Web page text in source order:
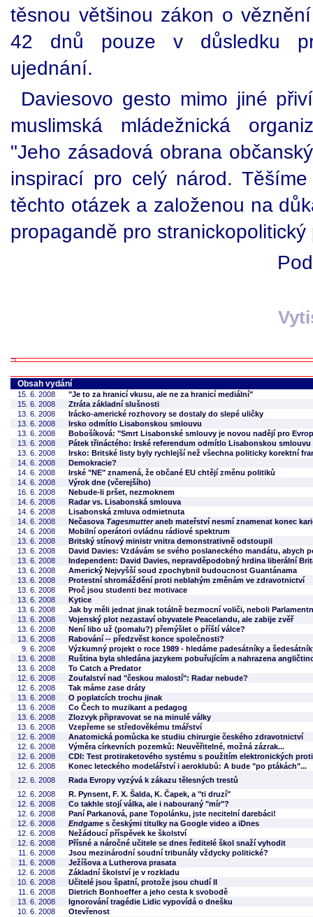
těsnou většinou zákon o
42 dnů pouze v důsledku
ujednání.
Daviesovo gesto mimo jiné
muslimská mládežnická
"Jeho zásadová obrana
inspirací pro celý národ.
těchto otázek a založenou na
propagandě pro stranickopolitický
Obsah vydání
15. 6. 2008
"Je to za hranicí vkusu, ale ne za hranicí mediální"
15. 6. 2008
Ztráta základní slušnosti
13. 6. 2008
Irácko-americké rozhovory se dostaly do slepé uličky
13. 6. 2008
Irsko odmítlo Lisabonskou smlouvu
13. 6. 2008
Bobošíková: "Smrt Lisabonské smlouvy je novou nadějí pro
13. 6. 2008
Pátek třináctého: Irské referendum odmítlo Lisabonskou smlouvu
13. 6. 2008
Irsko: Britské listy byly rychlejší než všechna politicky korektní
14. 6. 2008
Demokracie?
14. 6. 2008
Irské "NE" znamená, že občané EU chtějí změnu politiků
14. 6. 2008
Výrok dne (včerejšího)
16. 6. 2008
Nebude-li pršet, nezmoknem
14. 6. 2008
Radar vs. Lisabonská smlouva
14. 6. 2008
Lisabonská zmluva odmietnuta
14. 6. 2008
Nečasova Tagesmutteraneb mateřství nesmí znamenat konec
14. 6. 2008
Mobilní operátori ovládnu rádiové spektrum
13. 6. 2008
Britský stínový ministr vnitra demonstrativně odstoupil
13. 6. 2008
David Davies: Vzdávám se svého poslaneckého mandátu, abych
13. 6. 2008
Independent: David Davies, nepravděpodobný hrdina liberální
13. 6. 2008
Americký Nejvyšší soud zpochybnil budoucnost Guantánama
13. 6. 2008
Protestní shromáždění proti neblahým změnám ve zdravotnictví
13. 6. 2008
Proč jsou studenti bez motivace
13. 6. 2008
Kytice
13. 6. 2008
Jak by měli jednat jinak totálně bezmocní voliči, neboli
13. 6. 2008
Vojenský plot nezastaví obyvatele Peacelandu, ale zabije zvěř
13. 6. 2008
Není libo už (pomalu?) přemýšlet o příští válce?
13. 6. 2008
Rabování -- předzvěst konce společnosti?
9. 6. 2008
Výzkumný projekt o roce 1989 - hledáme padesátníky a
13. 6. 2008
Ruština byla shledána jazykem pobuřujícím a nahrazena
13. 6. 2008
To Catch a Predator
12. 6. 2008
Zoufalství nad "českou malostí": Radar nebude?
12. 6. 2008
Tak máme zase dráty
13. 6. 2008
O poplatcích trochu jinak
13. 6. 2008
Co Čech to muzikant a pedagog
13. 6. 2008
Zlozvyk připravovat se na minulé války
13. 6. 2008
Vzepřeme se středověkému tmářství
12. 6. 2008
Anatomická pomůcka ke studiu chirurgie českého zdravotnictví
12. 6. 2008
Výměra církevních pozemků: Neuvěřitelné, možná zázrak...
12. 6. 2008
CDI: Test protiraketového systému s použitím elektronických
12. 6. 2008
Konec leteckého modelářství i aeroklubů: A bude "po ptákách"...
12. 6. 2008
Rada Evropy vyzývá k zákazu tělesných trestů
12. 6. 2008
R. Pynsent, F. X. Šalda, K. Čapek, a "ti druzí"
12. 6. 2008
Co takhle stojí válka, ale i nabouraný "mír"?
12. 6. 2008
Paní Parkanová, pane Topolánku, jste necitelní darebáci!
12. 6. 2008
Endgame s českými titulky na Google video a iDnes
12. 6. 2008
Nežádoucí příspěvek ke školství
12. 6. 2008
Přísné a náročné učitele se dnes ředitelé škol snaží vyhodit
11. 6. 2008
Jsou mezinárodní soudní tribunály vždycky politické?
11. 6. 2008
Ježíšova a Lutherova prasata
12. 6. 2008
Základní školství je v rozkladu
10. 6. 2008
Učitelé jsou špatní, protože jsou chudí II
11. 6. 2008
Dietrich Bonhoeffer a jeho cesta k svobodě
13. 6. 2008
Ignorování tragédie Lidic vypovídá o dnešku
10. 6. 2008
Otevřenost